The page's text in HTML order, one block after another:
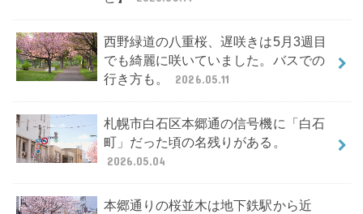
西野緑道の八重桜、遅咲きは5月3週目
でも綺麗に咲いていました。バスでの
行き方も。
2026.05.11
札幌市白石区本郷通の信号機に「白石
町」だった頃の名残りがある。
2026.05.04
本郷通りの桜並木は地下鉄駅から近